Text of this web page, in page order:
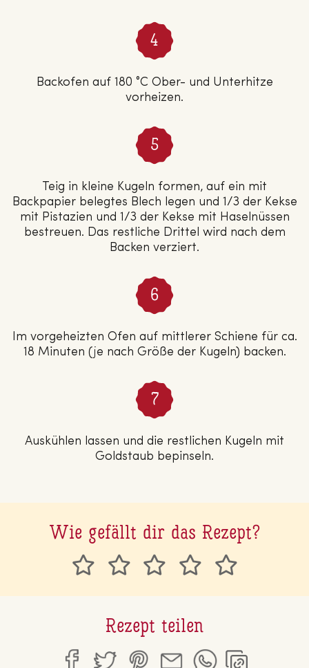
Backofen auf 180 °C Ober- und Unterhitze
vorheizen.
Teig in kleine Kugeln formen, auf ein mit
Backpapier belegtes Blech legen und 1/3 der Kekse
mit Pistazien und 1/3 der Kekse mit Haselnüssen
bestreuen. Das restliche Drittel wird nach dem
Backen verziert.
Im vorgeheizten Ofen auf mittlerer Schiene für ca.
18 Minuten (je nach Größe der Kugeln) backen.
Auskühlen lassen und die restlichen Kugeln mit
Goldstaub bepinseln.
Wie gefällt dir das Rezept?
Rezept teilen